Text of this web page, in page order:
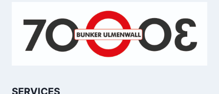
SERVICES